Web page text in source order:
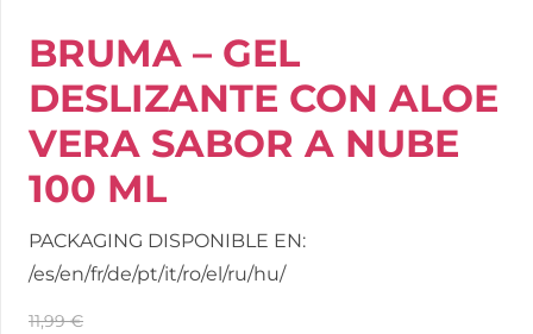
BRUMA – GEL
DESLIZANTE CON ALOE
VERA SABOR A NUBE
100 ML
PACKAGING DISPONIBLE EN:
/es/en/fr/de/pt/it/ro/el/ru/hu/
11,99€